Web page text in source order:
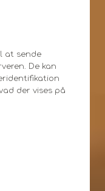
at sende
De kan
der vises på